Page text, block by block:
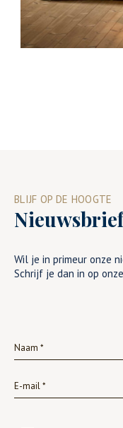
BLIJF OP DE HOOGTE
Nieuwsbrief
Wil je in primeur onze
Schrijf je dan in op